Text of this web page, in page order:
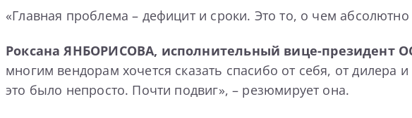
«Главная проблема – дефицит и сроки. Это то, о чем
Роксана ЯНБОРИСОВА, исполнительный вице-президент
многим вендорам хочется сказать спасибо от себя, от дилера
это было непросто. Почти подвиг», – резюмирует она.